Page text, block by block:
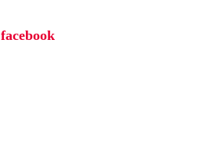
facebook